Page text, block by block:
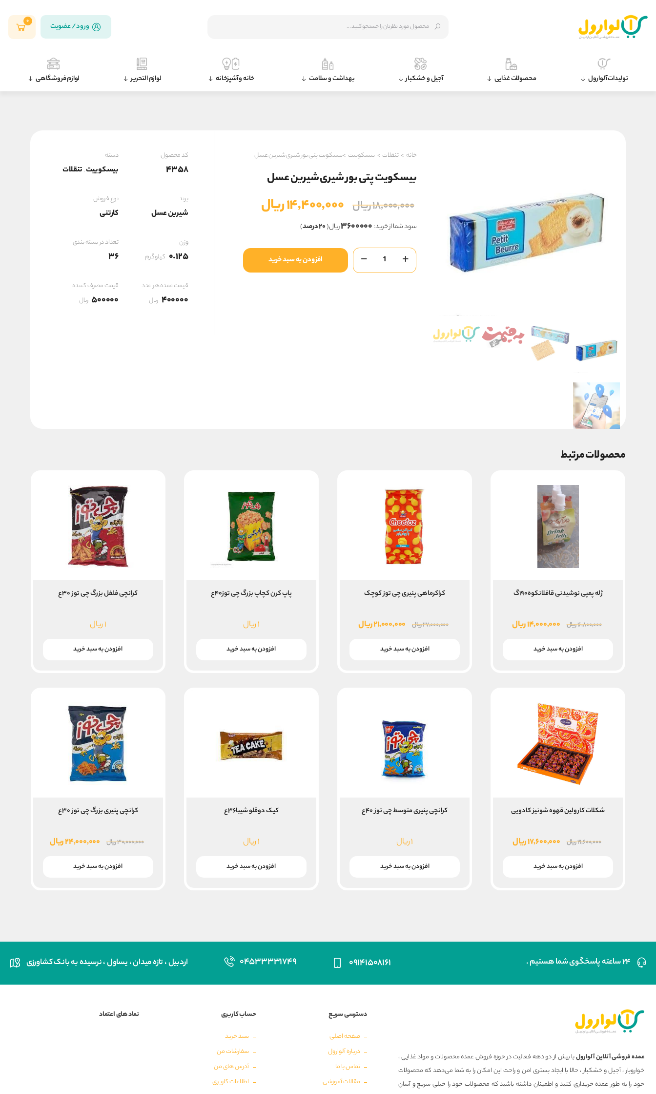
ورود / عضویت
0
تولیدات آلوارول محصولات غذایی آجیل و خشکبار بهداشت و سلامت خانه و آشپزخانه لوازم التحریر لوازم فروشگاهی
خانه > تنقلات > بیسکوییت >بیسکویت پتی بور شیری شیرین عسل
بیسکویت پتی بور شیری شیرین عسل
۱۸,۰۰۰,۰۰۰ریال قیمت
اصلی
بود.
۱۴,۴۰۰,۰۰۰ریال
است.
سود شما از خرید :۳۶۰۰۰۰۰ریال (۲۰ درصد )
بیسکویت
پتی
بور
افزودن به سبد خرید
کد محصول
4358
دسته
بیسکوییت,تنقلات
برند
شیرین عسل
نوع فروش
کارتنی
وزن
0.125 کیلوگرم
تعداد در بسته بندی
36
قیمت عمده هر عدد
400000 ریال
قیمت مصرف کننده
500000 ریال
محصولات مرتبط
ژله پمپی نوشیدنی قافلانکوه۱۹۰گ
۱۶,۸۰۰,۰۰۰ریال
قیمت
۱۴,۰۰۰,۰۰۰ریالقیمت
افزودن به سبد خرید
کراکرماهی پنیری چی توز کوچک
۲۷,۰۰۰,۰۰۰ریال
قیمت
۲۱,۰۰۰,۰۰۰ریالقیمت
افزودن به سبد خرید
پاپ کرن کچاپ بزرگ چی توز۴۰ع
۱ریال
افزودن به سبد خرید
کرانچی فلفل بزرگ چی توز ۳۰ع
۱ریال
افزودن به سبد خرید
شکلات کارولین قهوه شونیز کادویی
۲۱,۶۰۰,۰۰۰ریال
قیمت
۱۷,۶۰۰,۰۰۰ریالقیمت
افزودن به سبد خرید
کرانچی پنیری متوسط چی توز ۴۰ع
۱ریال
افزودن به سبد خرید
کیک دوقلو شیبا۳۶ع
۱ریال
افزودن به سبد خرید
کرانچی پنیری بزرگ چی توز ۳۰ع
۳۰,۰۰۰,۰۰۰ریال
قیمت
۲۴,۰۰۰,۰۰۰ریالقیمت
افزودن به سبد خرید
۲۴ ساعته پاسخگوی شما هستیم . ۰۹۱۴۱۵۰۸۱۶۱ ۰۴۵۳۳۳۳۱۷۴۹ اردبیل ، تازه میدان ، یساول ، نرسیده به بانک کشاورزی
عمده فروشی آنلاین آلوارولبا بیش از دو دهه فعالیت در حوزه فروش عمده محصولات و مواد غذایی ،
خواروبار ، آجیل و خشکبار ، حالا با ایجاد بستری امن و راحت این امکان را به شما می‌دهد که محصولات
خود را به طور عمده خریداری کنید و اطمینان داشته باشید که محصولات خود را خیلی سریع و آسان
دسترسی سریع
صفحه اصلی
درباره آلوارول
تماس با ما
مقالات آموزشی
حساب کاربری
سبد خرید
سفارشات من
آدرس های من
اطلاعات کاربری
نماد های اعتماد